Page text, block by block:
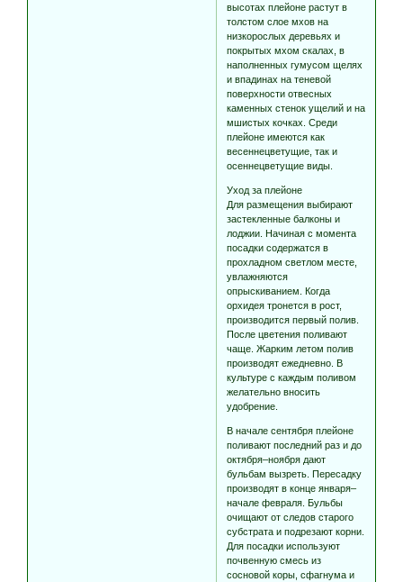
высотах плейоне растут в
толстом слое мхов на
низкорослых деревьях и
покрытых мхом скалах, в
наполненных гумусом щелях
и впадинах на теневой
поверхности отвесных
каменных стенок ущелий и на
мшистых кочках. Среди
плейоне имеются как
весеннецветущие, так и
осеннецветущие виды.
Уход за плейоне
Для размещения выбирают
застекленные балконы и
лоджии. Начиная с момента
посадки содержатся в
прохладном светлом месте,
увлажняются
опрыскиванием. Когда
орхидея тронется в рост,
производится первый полив.
После цветения поливают
чаще. Жарким летом полив
производят ежедневно. В
культуре с каждым поливом
желательно вносить
удобрение.
В начале сентября плейоне
поливают последний раз и до
октября–ноября дают
бульбам вызреть. Пересадку
производят в конце января–
начале февраля. Бульбы
очищают от следов старого
субстрата и подрезают корни.
Для посадки используют
почвенную смесь из
сосновой коры, сфагнума и